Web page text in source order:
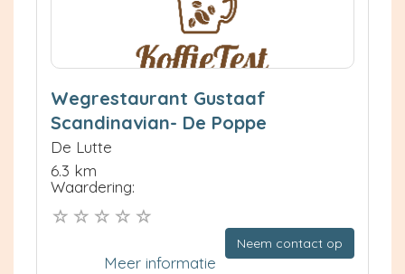
Wegrestaurant Gustaaf
Scandinavian- De Poppe
De Lutte
6.3 km
Waardering:
Neem contact op
Meer informatie